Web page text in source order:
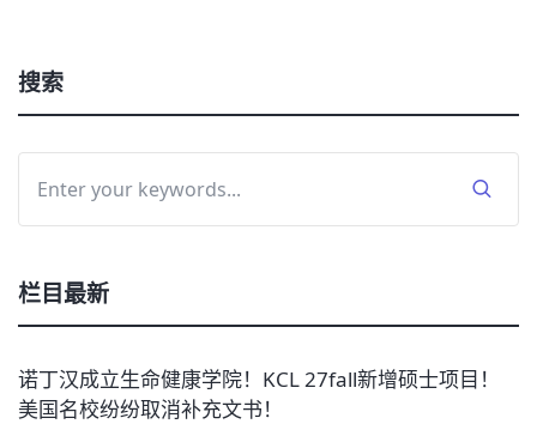
搜索
栏目最新
诺丁汉成立生命健康学院！KCL 27fall新增硕士项目！
美国名校纷纷取消补充文书！